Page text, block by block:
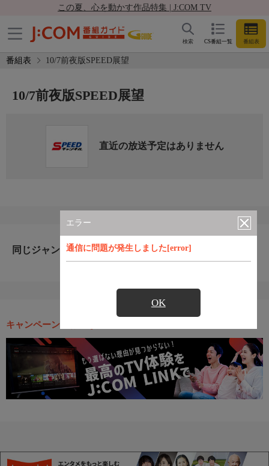
この夏、心を動かす作品特集 | J:COM TV
CS番組一覧 番組表
検索
番組表 10/7前夜版SPEED展望
エラー
通信に問題が発生しました[error]
OK
10/7前夜版SPEED展望
直近の放送予定はありません
同じジャンルのおすすめ番組
キャンペーン・お得な情報